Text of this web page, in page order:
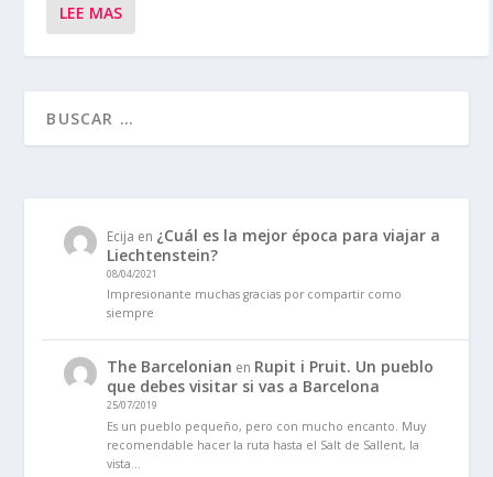
LEE MAS
Ecija en ¿Cuál es la mejor época para viajar a
Liechtenstein?
08/04/2021
Impresionante muchas gracias por compartir como
siempre
The Barcelonian en Rupit i Pruit. Un pueblo
que debes visitar si vas a Barcelona
25/07/2019
Es un pueblo pequeño, pero con mucho encanto. Muy
recomendable hacer la ruta hasta el Salt de Sallent, la
vista…